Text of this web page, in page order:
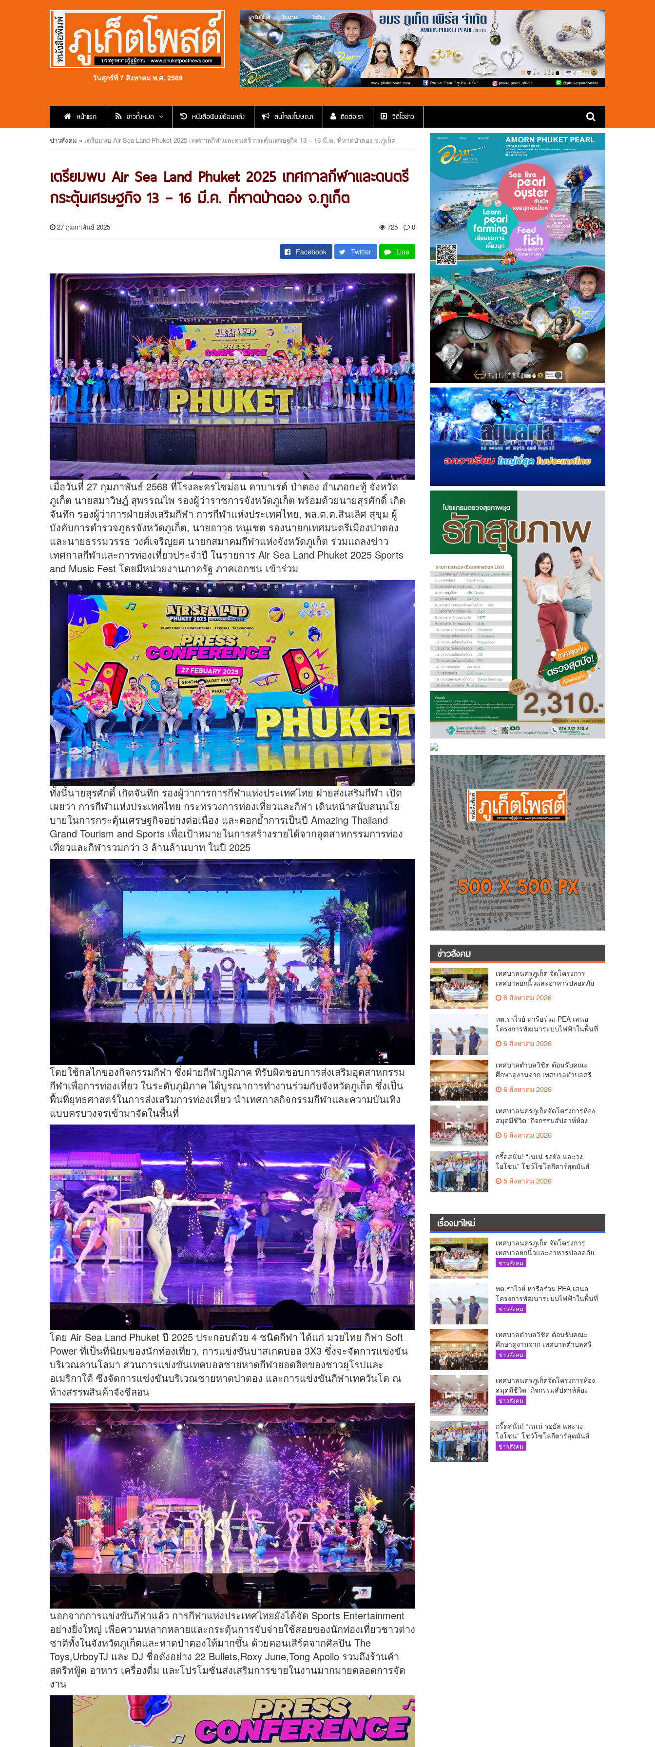
วันศุกร์ที่ 7 สิงหาคม พ.ศ. 2569
หน้าแรก ข่าวทั้งหมด หนังสือพิมพ์ย้อนหลัง สนใจลงโฆษณา ติดต่อเรา วีดีโอข่าว
ข่าวสังคม » เตรียมพบ Air Sea Land Phuket 2025 เทศกาลกีฬาและดนตรี กระตุ้นเศรษฐกิจ 13 – 16 มี.ค. ที่หาดป่าตอง จ.ภูเก็ต
เตรียมพบ Air Sea Land Phuket 2025 เทศกาลกีฬาและดนตรี
กระตุ้นเศรษฐกิจ 13 – 16 มี.ค. ที่หาดป่าตอง จ.ภูเก็ต
27 กุมภาพันธ์ 2025 725 0
Facebook Twitter Line
เมื่อวันที่ 27 กุมภาพันธ์ 2568 ที่โรงละครไซม่อน คาบาเร่ต์ ป่าตอง อำเภอกะทู้ จังหวัด
ภูเก็ต นายสมาวิษฎ์ สุพรรณไพ รองผู้ว่าราชการจังหวัดภูเก็ต พร้อมด้วยนายสุรศักดิ์ เกิด
จันทึก รองผู้ว่าการฝ่ายส่งเสริมกีฬา การกีฬาแห่งประเทศไทย, พล.ต.ต.สินเลิศ สุขุม ผู้
บังคับการตำรวจภูธรจังหวัดภูเก็ต, นายอาวุธ หนูเชต รองนายกเทศมนตรีเมืองป่าตอง
และนายธรรมวรรธ วงศ์เจริญยศ นายกสมาคมกีฬาแห่งจังหวัดภูเก็ต ร่วมแถลงข่าว
เทศกาลกีฬาและการท่องเที่ยวประจำปี ในรายการ Air Sea Land Phuket 2025 Sports
and Music Fest โดยมีหน่วยงานภาครัฐ ภาคเอกชน เข้าร่วม
ทั้งนี้นายสุรศักดิ์ เกิดจันทึก รองผู้ว่าการการกีฬาแห่งประเทศไทย ฝ่ายส่งเสริมกีฬา เปิด
เผยว่า การกีฬาแห่งประเทศไทย กระทรวงการท่องเที่ยวและกีฬา เดินหน้าสนับสนุนโย
บายในการกระตุ้นเศรษฐกิจอย่างต่อเนื่อง และตอกย้ำการเป็นปี Amazing Thailand
Grand Tourism and Sports เพื่อเป้าหมายในการสร้างรายได้จากอุตสาหกรรมการท่อง
เที่ยวและกีฬารวมกว่า 3 ล้านล้านบาท ในปี 2025
โดยใช้กลไกของกิจกรรมกีฬา ซึ่งฝ่ายกีฬาภูมิภาค ที่รับผิดชอบการส่งเสริมอุตสาหกรรม
กีฬาเพื่อการท่องเที่ยว ในระดับภูมิภาค ได้บูรณาการทำงานร่วมกับจังหวัดภูเก็ต ซึ่งเป็น
พื้นที่ยุทธศาสตร์ในการส่งเสริมการท่องเที่ยว นำเทศกาลกิจกรรมกีฬาและความบันเทิง
แบบครบวงจรเข้ามาจัดในพื้นที่
โดย Air Sea Land Phuket ปี 2025 ประกอบด้วย 4 ชนิดกีฬา ได้แก่ มวยไทย กีฬา Soft
Power ที่เป็นที่นิยมของนักท่องเที่ยว, การแข่งขันบาสเกตบอล 3X3 ซึ่งจะจัดการแข่งขัน
บริเวณลานโลมา ส่วนการแข่งขันเทคบอลชายหาดกีฬายอดฮิตของชาวยุโรปและ
อเมริกาใต้ ซึ่งจัดการแข่งขันบริเวณชายหาดป่าตอง และการแข่งขันกีฬาเทควันโด ณ
ห้างสรรพสินค้าจังซีลอน
นอกจากการแข่งขันกีฬาแล้ว การกีฬาแห่งประเทศไทยยังได้จัด Sports Entertainment
อย่างยิ่งใหญ่ เพื่อความหลากหลายและกระตุ้นการจับจ่ายใช้สอยของนักท่องเที่ยวชาวต่าง
ชาติทั้งในจังหวัดภูเก็ตและหาดป่าตองให้มากขึ้น ด้วยคอนเสิร์ตจากศิลปิน The
Toys,UrboyTJ และ DJ ชื่อดังอย่าง 22 Bullets,Roxy June,Tong Apollo รวมถึงร้านค้า
สตรีทฟู้ด อาหาร เครื่องดื่ม และโปรโมชั่นส่งเสริมการขายในงานมากมายตลอดการจัด
งาน
ข่าวสังคม
เทศบาลนครภูเก็ต จัดโครงการ
เทศบาลยกนิ้วและอาหารปลอดภัย
เพื่อสุขอนามัยผู้บริโภค
6 สิงหาคม 2026
ทต.ราไวย์ หารือร่วม PEA เสนอ
โครงการพัฒนาระบบไฟฟ้าในพื้นที่
เกาะโหลน
6 สิงหาคม 2026
เทศบาลตำบลวิชิต ต้อนรับคณะ
ศึกษาดูงานจาก เทศบาลตำบลศรี
สุนทร
6 สิงหาคม 2026
เทศบาลนครภูเก็ตจัดโครงการห้อง
สมุดมีชีวิต “กิจกรรมสัปดาห์ห้อง
สมุด”6 สิงหาคม 2026
กรี๊ดสนั่น! “เนเน่ รอยัล และวง
โอโซน” โชว์โซโลกีตาร์สุดมันส์
นักเรียนสตรีภูเก็ตนั่งไม่ติด ทั้งเต้น-
ร้อง5 สิงหาคม 2026
เรื่องมาใหม่
เทศบาลนครภูเก็ต จัดโครงการ
เทศบาลยกนิ้วและอาหารปลอดภัย
เพื่อสุขอนามัยผู้บริโภค
ข่าวสังคม
ทต.ราไวย์ หารือร่วม PEA เสนอ
โครงการพัฒนาระบบไฟฟ้าในพื้นที่
เกาะโหลน
ข่าวสังคม
เทศบาลตำบลวิชิต ต้อนรับคณะ
ศึกษาดูงานจาก เทศบาลตำบลศรี
สุนทร
ข่าวสังคม
เทศบาลนครภูเก็ตจัดโครงการห้อง
สมุดมีชีวิต “กิจกรรมสัปดาห์ห้อง
สมุด”
ข่าวสังคม
กรี๊ดสนั่น! “เนเน่ รอยัล และวง
โอโซน” โชว์โซโลกีตาร์สุดมันส์
นักเรียนสตรีภูเก็ตนั่งไม่ติด ทั้งเต้น-
ข่าวสังคม